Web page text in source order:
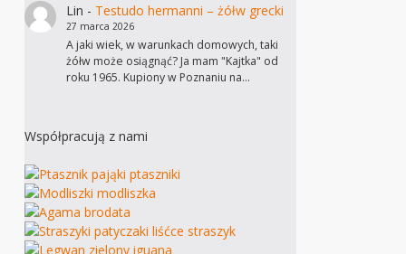
Lin - Testudo hermanni – żółw grecki
27 marca 2026
A jaki wiek, w warunkach domowych, taki
żółw może osiągnąć? Ja mam "Kajtka" od
roku 1965. Kupiony w Poznaniu na…
Współpracują z nami